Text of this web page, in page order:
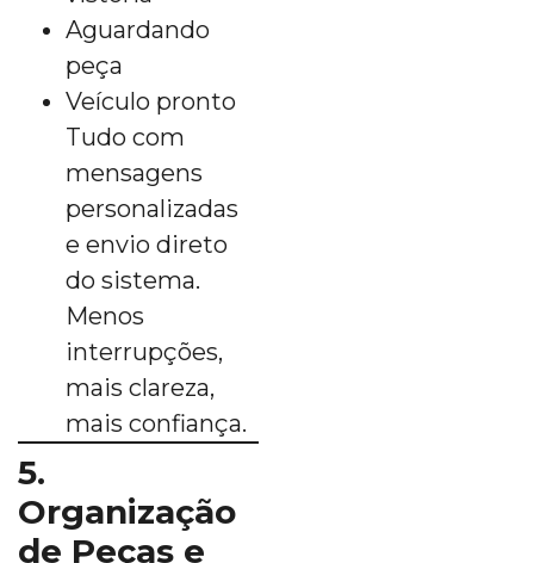
Aguardando
peça
Veículo pronto
Tudo com
mensagens
personalizadas
e envio direto
do sistema.
Menos
interrupções,
mais clareza,
mais confiança.
5.
Organização
de Peças e